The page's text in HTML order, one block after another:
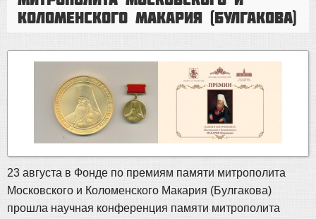
Коломенского Макария (Булгакова)
23 августа в Фонде по премиям памяти митрополита
Московского и Коломенского Макария (Булгакова)
прошла научная конференция памяти митрополита